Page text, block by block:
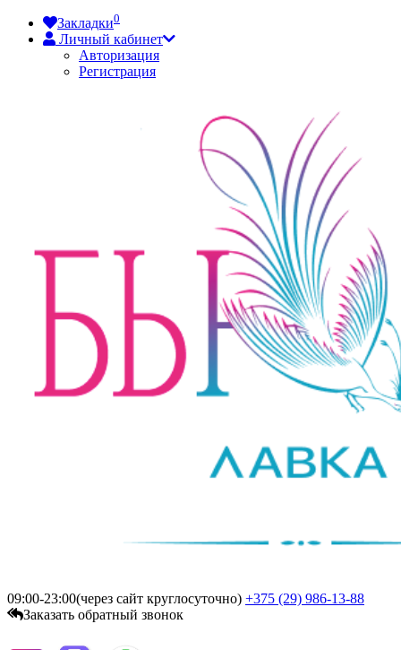
Закладки0
Личный кабинет
Авторизация
Регистрация
09:00-23:00(через сайт круглосуточно) +375 (29) 986-13-88
Заказать обратный звонок